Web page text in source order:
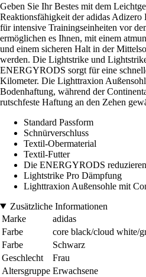
Geben Sie Ihr Bestes mit dem
Reaktionsfähigkeit der adidas Adizero
für intensive Trainingseinheiten vor
ermöglichen es Ihnen, mit einem
und einem sicheren Halt in der
werden. Die Lightstrike und
ENERGYRODS sorgt für eine
Kilometer. Die Lighttraxion
Bodenhaftung, während der
rutschfeste Haftung an den Zehen
Standard Passform
Schnürverschluss
Textil-Obermaterial
Textil-Futter
Die ENERGYRODS
Lightstrike Pro Dämpfung
Lighttraxion Außensohle mit
Zusätzliche Informationen
Marke
adidas
Farbe
core black/cloud white/
Farbe
Schwarz
Geschlecht
Frau
Altersgruppe Erwachsene